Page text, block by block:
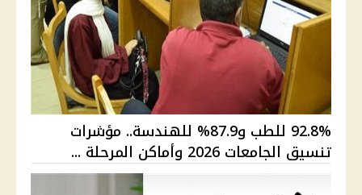
92.8% للطب و87.9% للهندسة.. مؤشرات
تنسيق الجامعات 2026 وأماكن المرحلة ...